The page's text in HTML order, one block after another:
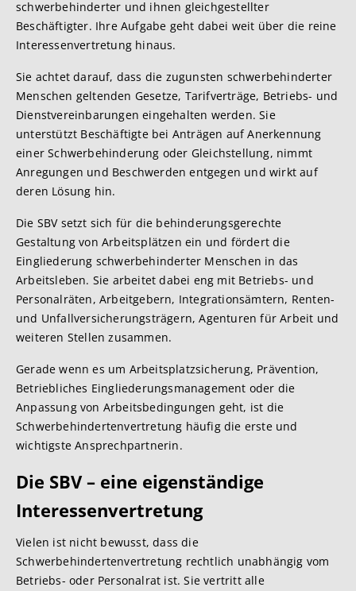
schwerbehinderter und ihnen gleichgestellter
Beschäftigter. Ihre Aufgabe geht dabei weit über die reine
Interessenvertretung hinaus.
Sie achtet darauf, dass die zugunsten schwerbehinderter
Menschen geltenden Gesetze, Tarifverträge, Betriebs- und
Dienstvereinbarungen eingehalten werden. Sie
unterstützt Beschäftigte bei Anträgen auf Anerkennung
einer Schwerbehinderung oder Gleichstellung, nimmt
Anregungen und Beschwerden entgegen und wirkt auf
deren Lösung hin.
Die SBV setzt sich für die behinderungsgerechte
Gestaltung von Arbeitsplätzen ein und fördert die
Eingliederung schwerbehinderter Menschen in das
Arbeitsleben. Sie arbeitet dabei eng mit Betriebs- und
Personalräten, Arbeitgebern, Integrationsämtern, Renten-
und Unfallversicherungsträgern, Agenturen für Arbeit und
weiteren Stellen zusammen.
Gerade wenn es um Arbeitsplatzsicherung, Prävention,
Betriebliches Eingliederungsmanagement oder die
Anpassung von Arbeitsbedingungen geht, ist die
Schwerbehindertenvertretung häufig die erste und
wichtigste Ansprechpartnerin.
Die SBV – eine eigenständige
Interessenvertretung
Vielen ist nicht bewusst, dass die
Schwerbehindertenvertretung rechtlich unabhängig vom
Betriebs- oder Personalrat ist. Sie vertritt alle